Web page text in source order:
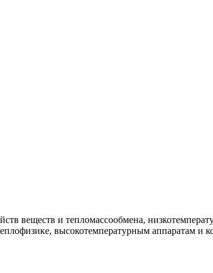
веществ и тепломассообмена,
высокотемпературным аппаратам и